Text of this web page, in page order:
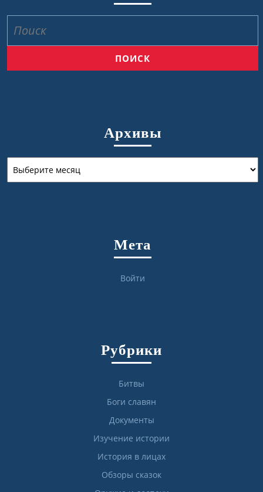
Архивы
Мета
Войти
Рубрики
Битвы
Боги славян
Документы
Изучение истории
История в лицах
Обзоры сказок